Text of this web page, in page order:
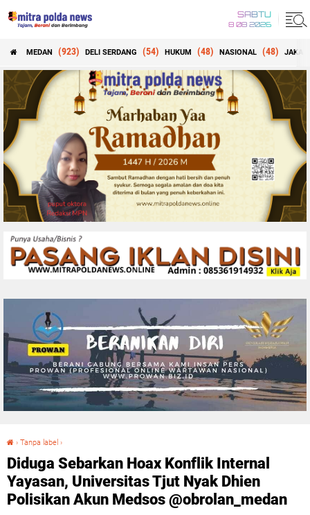
SABTU
8 08 2026
MEDAN (923) DELI SERDANG (54) HUKUM (48) NASIONAL (48)
› Tanpa label ›
Diduga Sebarkan Hoax Konflik Internal
Yayasan, Universitas Tjut Nyak Dhien
Polisikan Akun Medsos @obrolan_medan